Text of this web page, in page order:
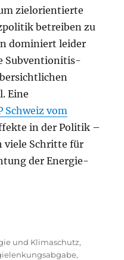
zielorientierte
betreiben zu
dominiert leider
Subventionitis-
Eine
Schweiz vom
in der Politik –
viele Schritte für
der Energie-
umfassende
und Klimaschutz,
,